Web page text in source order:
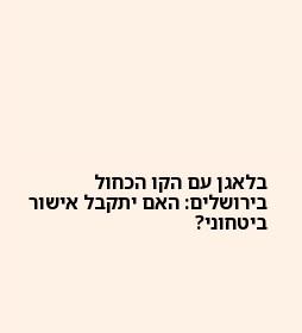
בלאגן עם הקו הכחול
בירושלים: האם יתקבל אישור
ביטחוני?